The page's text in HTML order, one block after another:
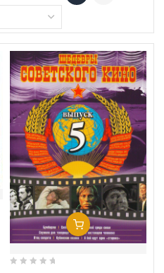
In Den Warenkorb